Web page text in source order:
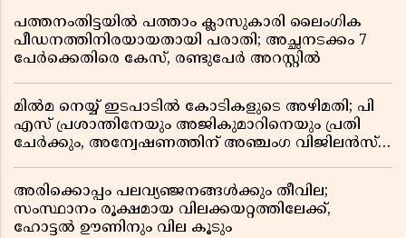
പത്തനംതിട്ടയിൽ പത്താം ക്ലാസുകാരി ലൈംഗിക
പീഡനത്തിനിരയായതായി പരാതി; അച്ഛനടക്കം 7
പേർക്കെതിരെ കേസ്, രണ്ടുപേർ അറസ്റ്റിൽ
മിൽമ നെയ്യ് ഇടപാടിൽ കോടികളുടെ അഴിമതി; പി
എസ് പ്രശാന്തിനേയും അജികുമാറിനെയും പ്രതി
ചേർക്കും, അന്വേഷണത്തിന് അഞ്ചംഗ വിജിലൻസ്
അരിക്കൊപ്പം പലവ്യഞ്ജനങ്ങൾക്കും തീവില;
സംസ്ഥാനം രൂക്ഷമായ വിലക്കയറ്റത്തിലേക്ക്,
ഹോട്ടൽ ഊണിനും വില കൂടും